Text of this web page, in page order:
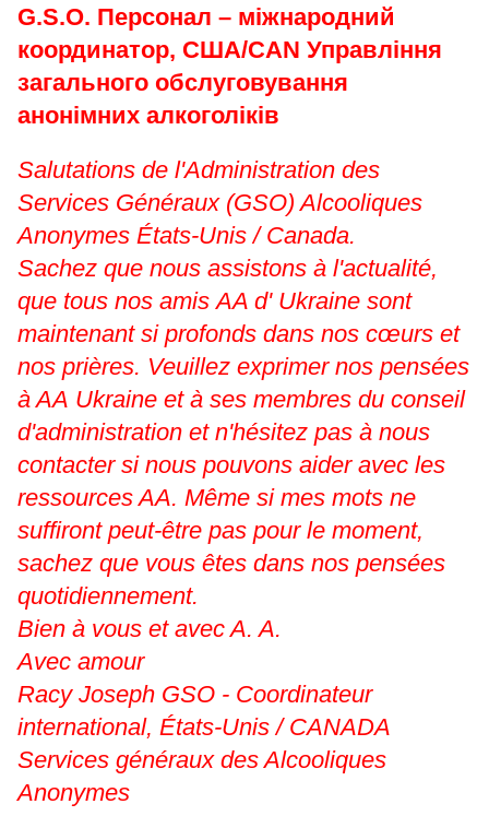
G.S.O. Персонал – міжнародний
координатор, США/CAN Управління
загального обслуговування
анонімних алкоголіків
Salutations de l'Administration des
Services Généraux (GSO) Alcooliques
Anonymes États-Unis / Canada.
Sachez que nous assistons à l'actualité,
que tous nos amis AA d' Ukraine sont
maintenant si profonds dans nos cœurs et
nos prières. Veuillez exprimer nos pensées
à AA Ukraine et à ses membres du conseil
d'administration et n'hésitez pas à nous
contacter si nous pouvons aider avec les
ressources AA. Même si mes mots ne
suffiront peut-être pas pour le moment,
sachez que vous êtes dans nos pensées
quotidiennement.
Bien à vous et avec A. A.
Avec amour
Racy Joseph GSO - Coordinateur
international, États-Unis / CANADA
Services généraux des Alcooliques
Anonymes